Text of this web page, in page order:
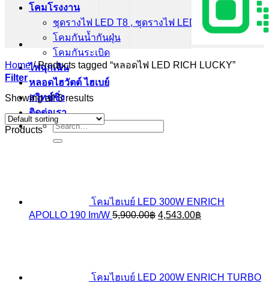
โคมโรงงาน
ชุดรางไฟ LED T8 , ชุดรางไฟ LED T5
โคมกันน้ำกันฝุ่น
โคมกันระเบิด
ไฟฉุกเฉิน
หลอดไฮวัตต์ ไฮเบย์
สวิทช์ชิ่ง
ติดต่อเรา
Search
for:
Home /Products tagged “หลอดไฟ LED RICH LUCKY”
Filter
Showing all 3 results
Products
โคมไฮเบย์ LED 300W ENRICH
APOLLO 190 Im/W 5,900.00฿ Original
4,543.00฿
โคมไฮเบย์ LED 200W ENRICH TURBO